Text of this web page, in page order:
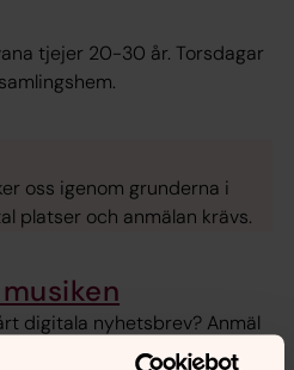
tjejer 20-30 år. Torsdagar
oss igenom grunderna i
platser och anmälan krävs.
digitala nyhetsbrev? Anmäl